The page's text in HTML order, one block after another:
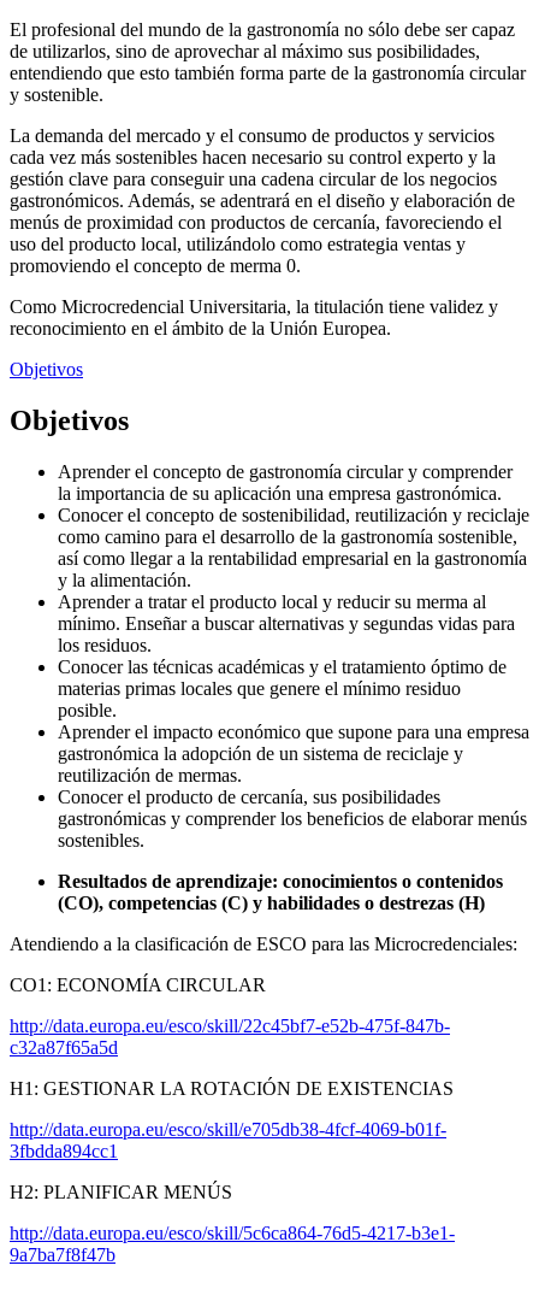
El profesional del mundo de la gastronomía no sólo debe ser capaz
de utilizarlos, sino de aprovechar al máximo sus posibilidades,
entendiendo que esto también forma parte de la gastronomía circular
y sostenible.
La demanda del mercado y el consumo de productos y servicios
cada vez más sostenibles hacen necesario su control experto y la
gestión clave para conseguir una cadena circular de los negocios
gastronómicos. Además, se adentrará en el diseño y elaboración de
menús de proximidad con productos de cercanía, favoreciendo el
uso del producto local, utilizándolo como estrategia ventas y
promoviendo el concepto de merma 0.
Como Microcredencial Universitaria, la titulación tiene validez y
reconocimiento en el ámbito de la Unión Europea.
Objetivos
Objetivos
Aprender el concepto de gastronomía circular y comprender
la importancia de su aplicación una empresa gastronómica.
Conocer el concepto de sostenibilidad, reutilización y reciclaje
como camino para el desarrollo de la gastronomía sostenible,
así como llegar a la rentabilidad empresarial en la gastronomía
y la alimentación.
Aprender a tratar el producto local y reducir su merma al
mínimo. Enseñar a buscar alternativas y segundas vidas para
los residuos.
Conocer las técnicas académicas y el tratamiento óptimo de
materias primas locales que genere el mínimo residuo
posible.
Aprender el impacto económico que supone para una empresa
gastronómica la adopción de un sistema de reciclaje y
reutilización de mermas.
Conocer el producto de cercanía, sus posibilidades
gastronómicas y comprender los beneficios de elaborar menús
sostenibles.
Resultados de aprendizaje: conocimientos o contenidos
(CO), competencias (C) y habilidades o destrezas (H)
Atendiendo a la clasificación de ESCO para las Microcredenciales:
CO1: ECONOMÍA CIRCULAR
http://data.europa.eu/esco/skill/22c45bf7-e52b-475f-847b-
c32a87f65a5d
H1: GESTIONAR LA ROTACIÓN DE EXISTENCIAS
http://data.europa.eu/esco/skill/e705db38-4fcf-4069-b01f-
3fbdda894cc1
H2: PLANIFICAR MENÚS
http://data.europa.eu/esco/skill/5c6ca864-76d5-4217-b3e1-
9a7ba7f8f47b